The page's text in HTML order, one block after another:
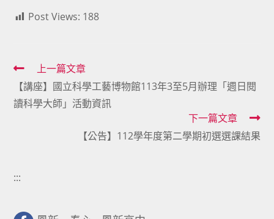
Post Views: 188
Read
more
articles
上一篇文章
【講座】國立科學工藝博物館113年3至5月辦理「週日閱
讀科學大師」活動資訊
下一篇文章
【公告】112學年度第二學期初選選課結果
:::